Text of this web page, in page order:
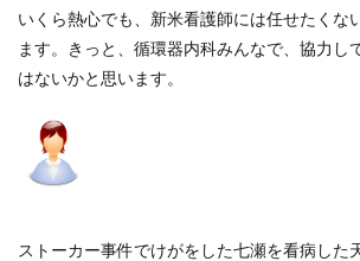
いくら熱心でも、新米看護師には任せたくな
ます。きっと、循環器内科みんなで、協力し
はないかと思います。
ストーカー事件でけがをした七瀬を看病した